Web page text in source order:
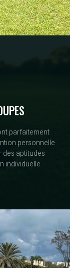
parfaitement
personnelle
aptitudes
individuelle.